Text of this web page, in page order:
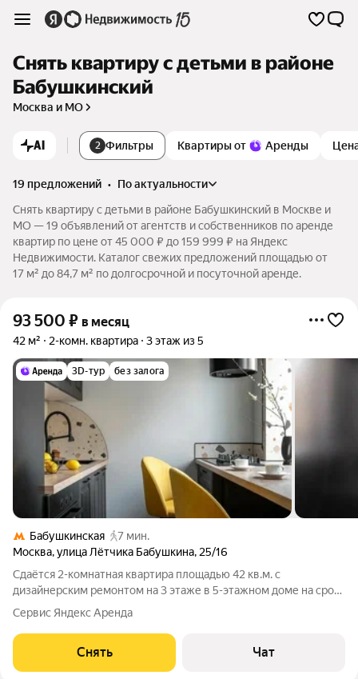
Снять квартиру с детьми в районе
Бабушкинский
Москва и МО
AI 2 Фильтры Квартиры от Аренды
19 предложений •
по актуальности
Снять квартиру с детьми в районе Бабушкинский в Москве и
МО — 19 объявлений от агентств и собственников по аренде
квартир по цене от 45 000 ₽ до 159 999 ₽ на Яндекс
Недвижимости. Каталог свежих предложений площадью от
17 м² до 84,7 м² по долгосрочной и посуточной аренде.
93 500 ₽ в месяц
42 м² 2-комн. квартира 3 этаж из 5
3D-тур без залога
Бабушкинская
7 мин.
Москва,улица Лётчика Бабушкина, 25/16
Сдаётся 2-комнатная квартира площадью 42 кв.м. с
дизайнерским ремонтом на 3 этаже в 5-этажном доме на срок
от 11 месяцев. Из техники есть: Телевизор Духовой шкаф
Стиральная машина Холодильник Кондиционер Дом -
кирпичный. Во дворе есть бесплатная
Сервис Яндекс Аренда
Снять Чат